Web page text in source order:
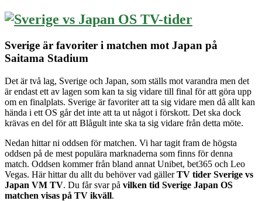
Sverige är favoriter i matchen mot Japan på
Saitama Stadium
Det är två lag, Sverige och Japan, som ställs mot varandra men det
är endast ett av lagen som kan ta sig vidare till final för att göra upp
om en finalplats. Sverige är favoriter att ta sig vidare men då allt kan
hända i ett OS går det inte att ta ut något i förskott. Det ska dock
krävas en del för att Blågult inte ska ta sig vidare från detta möte.
Nedan hittar ni oddsen för matchen. Vi har tagit fram de högsta
oddsen på de mest populära marknaderna som finns för denna
match. Oddsen kommer från bland annat Unibet, bet365 och Leo
Vegas. Här hittar du allt du behöver vad gällerTV tider Sverige vs
Japan VM TV. Du får svar på vilken tid Sverige Japan OS
matchen visas på TV ikväll.